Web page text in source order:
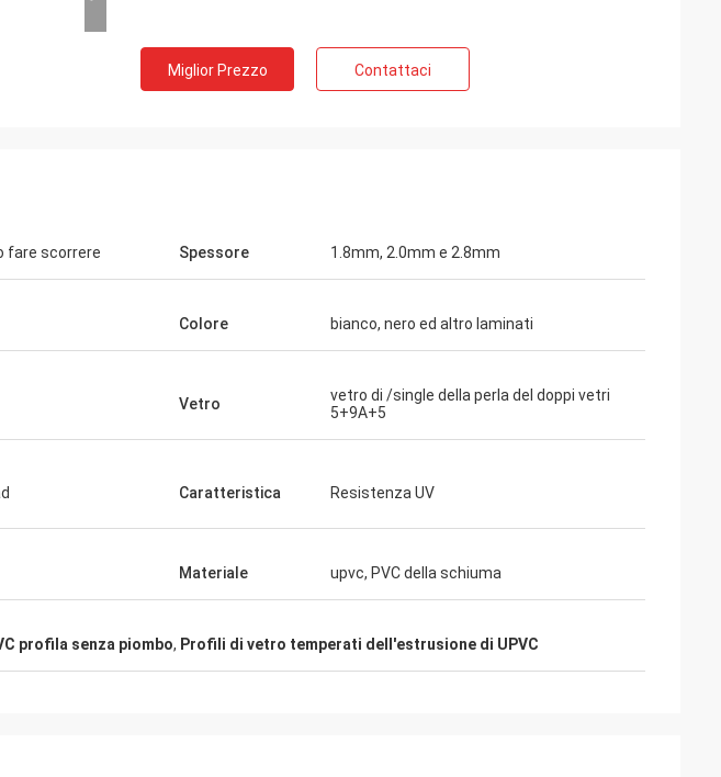
Miglior Prezzo Contattaci
fare scorrere Spessore 1.8mm, 2.0mm e 2.8mm
Colore bianco, nero ed altro laminati
Vetro
vetro di /single della perla del doppi vetri
5+9A+5
Caratteristica Resistenza UV
Materiale upvc, PVC della schiuma
profila senza piombo, Profili di vetro temperati dell'estrusione di UPVC